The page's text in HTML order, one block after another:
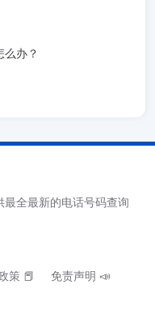
办？
全最新的电话号码查询
策 📕 免责声明 📣